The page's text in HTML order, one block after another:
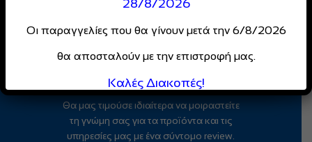
αποκλειστικές προσφορές
για επαγγελματίες
Κάντε Εγγραφή
Θα μας τιμούσε ιδιαίτερα να μοιραστείτε
τη γνώμη σας για τα προϊόντα και τις
υπηρεσίες μας με ένα σύντομο review.
28/8/2026
Οι παραγγελίες που θα γίνουν μετά την 6/8/2026
θα αποσταλούν με την επιστροφή μας.
Καλές Διακοπές!